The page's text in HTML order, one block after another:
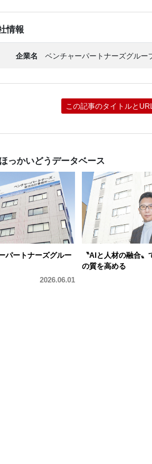
情報
企業名 ベンチャーパートナーズグルー
この記事のタイトルと
っかいどうデータベース
パートナーズグルー
2026.06.01
〝AIと人材の融合
の質を高める